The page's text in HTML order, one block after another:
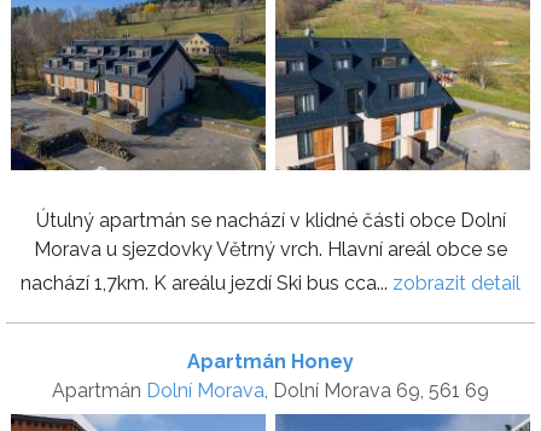
Útulný apartmán se nachází v klidné části obce Dolní
Morava u sjezdovky Větrný vrch. Hlavní areál obce se
nachází 1,7km. K areálu jezdí Ski bus cca... zobrazit detail
Apartmán Honey
Apartmán Dolní Morava, Dolní Morava 69, 561 69